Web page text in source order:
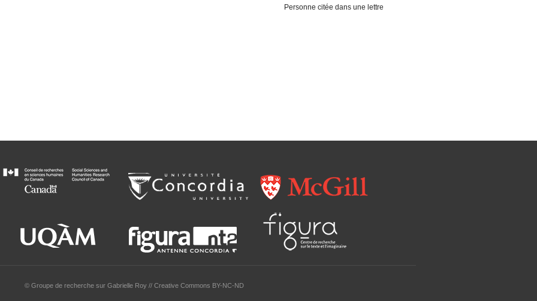
Personne citée dans une lettre
© Groupe de recherche sur Gabrielle Roy // Creative Commons BY-NC-ND